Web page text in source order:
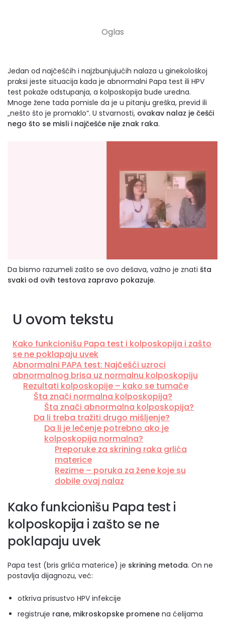
Jedan od najčešćih i najzbunjujućih nalaza u ginekološkoj
praksi jeste situacija kada je abnormalni Papa test ili HPV
test pokaže odstupanja, a kolposkopija bude uredna.
Mnoge žene tada pomisle da je u pitanju greška, previd ili
„nešto što je promaklo“. U stvarnosti, ovakav nalaz je češći
nego što se misli i najčešće nije znak raka.
Da bismo razumeli zašto se ovo dešava, važno je znati šta
svaki od ovih testova zapravo pokazuje.
U ovom tekstu
Kako funkcionišu Papa test i kolposkopija i zašto
se ne poklapaju uvek
Abnormalni PAPA test: Najčešći uzroci
abnormalnog brisa uz normalnu kolposkopiju
Rezultati kolposkopije – kako se tumače
Šta znači normalna kolposkopija?
Šta znači abnormalna kolposkopija?
Da li treba tražiti drugo mišljenje?
Da li je lečenje potrebno ako je
kolposkopija normalna?
Preporuke za skrining raka grlića
materice
Rezime – poruka za žene koje su
dobile ovaj nalaz
Kako funkcionišu Papa test i
kolposkopija i zašto se ne
poklapaju uvek
Papa test (bris grlića materice) je skrining metoda. On ne
postavlja dijagnozu, već:
otkriva prisustvo HPV infekcije
registruje rane, mikroskopske promene na ćelijama